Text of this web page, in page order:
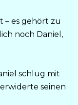
– es gehört zu
noch Daniel,
schlug mit
seinen